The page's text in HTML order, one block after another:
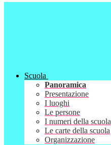
Scuola
Panoramica
Presentazione
I luoghi
Le persone
I numeri della scuola
Le carte della scuola
Organizzazione